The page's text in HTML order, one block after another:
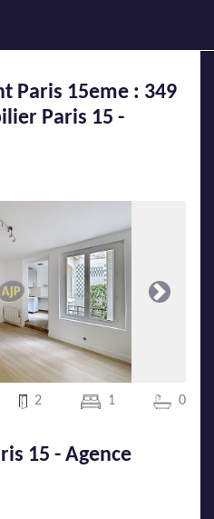
Paris 15eme : 349
Paris 15 -
Suivante
2 1 0
15 - Agence